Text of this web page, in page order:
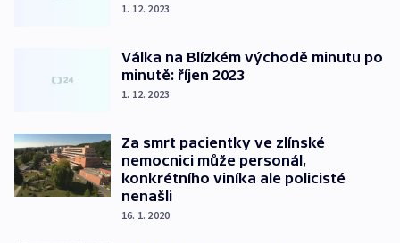
1. 12. 2023
Válka na Blízkém východě minutu po
minutě: říjen 2023
1. 12. 2023
Za smrt pacientky ve zlínské
nemocnici může personál,
konkrétního viníka ale policisté
nenašli
16. 1. 2020